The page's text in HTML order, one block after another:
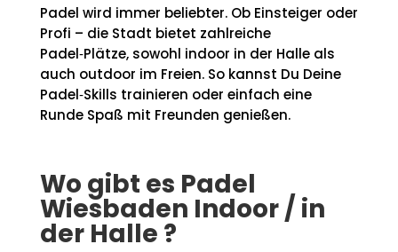
Padel wird immer beliebter. Ob Einsteiger oder
Profi – die Stadt bietet zahlreiche
Padel‑Plätze, sowohl indoor in der Halle als
auch outdoor im Freien. So kannst Du Deine
Padel‑Skills trainieren oder einfach eine
Runde Spaß mit Freunden genießen.
Wo gibt es Padel
Wiesbaden Indoor / in
der Halle ?